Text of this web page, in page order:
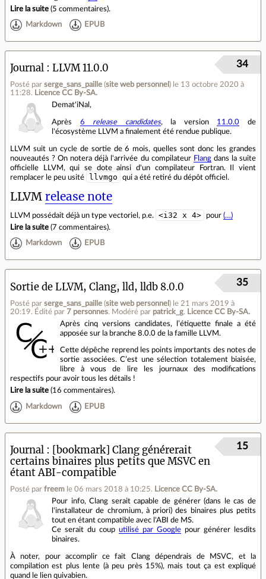
Lire la suite (5 commentaires).
Markdown EPUB
Journal LLVM 11.0.0
Posté par serge_sans_paille (site web personnel ) le 13 octobre 2020 à
11:28. Licence CC By‑SA.
34
Demat'iNal,
Après 6 release candidates, la version 11.0.0 de
l'écosystème LLVM a finalement été rendue publique.
LLVM suit un cycle de sortie de 6 mois, quelles sont donc les grandes
nouveautés ? On notera déjà l'arrivée du compilateur Flangdans la suite
officielle LLVM, qui se dote ainsi d'un compilateur Fortran. Il vient
remplacer le peu usité
llvmgo qui a été retiré du dépôt officiel.
LLVM release note
LLVM possédait déjà un type vectoriel, p.e. <i32 x 4> pour (…)
Lire la suite (7 commentaires).
Markdown EPUB
Sortie de LLVM, Clang, lld, lldb 8.0.0
Posté par serge_sans_paille (site web personnel ) le 21 mars 2019 à
20:19. Édité par 7 personnes. Modéré par patrick_g. Licence CC By‑SA.
35
Après cinq versions candidates, l’étiquette finale a été
apposée sur la branche 8.0.0 de la famille LLVM.
Cette dépêche reprend les points importants des notes de
sortie associées. C’est une sélection totalement biaisée,
libre à vous de lire les journaux des modifications
respectifs pour avoir tous les détails !
Lire la suite (16 commentaires).
Markdown EPUB
Journal
[bookmark] Clang générerait
certains binaires plus petits que MSVC en
étant ABI-compatible
Posté par freem le 06 mars 2018 à 10:25. Licence CC By‑SA.
15
Pour info, Clang serait capable de générer (dans le cas de
l'installateur de chromium, à priori) des binaires plus petits
tout en étant compatible avec l'ABI de MS.
Ce serait du coup utilisé par Google pour générer lesdits
binaires.
À noter, pour accomplir ce fait Clang dépendrais de MSVC, et la
compilation est plus lente (à peu près 15%), mais tout ça est expliqué
quand le lien quivabien.